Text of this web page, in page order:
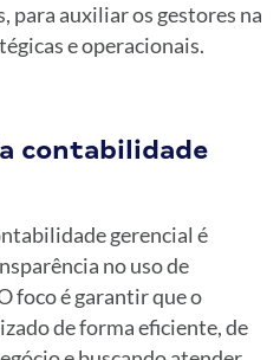
para auxiliar os gestores na
e operacionais.
contabilidade
gerencial é
no uso de
foco é garantir que o
de forma eficiente, de